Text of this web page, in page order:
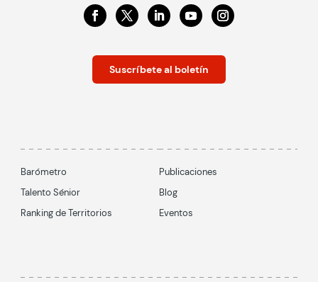
Suscríbete al boletín
Barómetro
Talento Sénior
Ranking de Territorios
Publicaciones
Blog
Eventos